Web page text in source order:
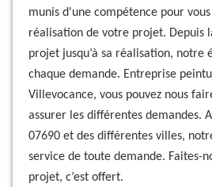
munis d'une compétence pour
réalisation de votre projet. Depuis
projet jusqu’à sa réalisation, notre
chaque demande. Entreprise
Villevocance, vous pouvez nous
assurer les différentes demandes.
07690 et des différentes villes,
service de toute demande. Faites-
projet, c’est offert.